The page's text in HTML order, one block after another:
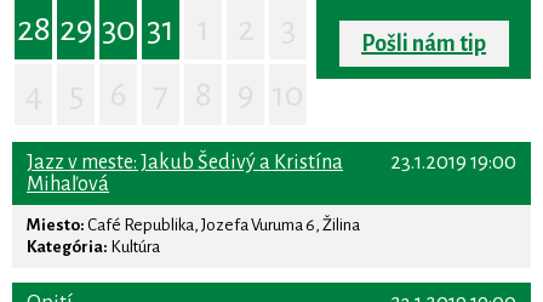
28 29 30 31 Pošli nám tip
23.1.2019 19:00
Jazz v meste: Jakub Šedivý a Kristína
Mihaľová
Miesto: Café Republika, Jozefa Vuruma 6, Žilina
Kategória: Kultúra